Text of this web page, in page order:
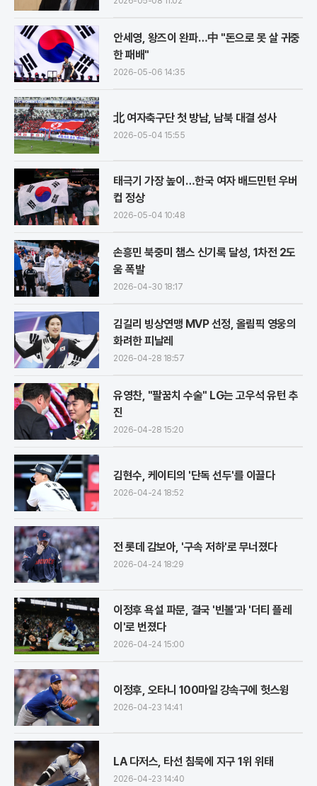
안세영, 왕즈이 완파…中 "돈으로 못 살 귀중
한 패배"
2026-05-06 14:35
北 여자축구단 첫 방남, 남북 대결 성사
2026-05-04 15:55
태극기 가장 높이…한국 여자 배드민턴 우버
컵 정상
2026-05-04 10:48
손흥민 북중미 챔스 신기록 달성, 1차전 2도
움 폭발
2026-04-30 18:17
김길리 빙상연맹 MVP 선정, 올림픽 영웅의
화려한 피날레
2026-04-28 18:57
유영찬, "팔꿈치 수술" LG는 고우석 유턴 추
진
2026-04-28 15:20
김현수, 케이티의 '단독 선두'를 이끌다
2026-04-24 18:52
전 롯데 감보아, '구속 저하'로 무너졌다
2026-04-24 18:29
이정후 욕설 파문, 결국 '빈볼'과 '더티 플레
이'로 번졌다
2026-04-24 15:00
이정후, 오타니 100마일 강속구에 헛스윙
2026-04-23 14:41
LA 다저스, 타선 침묵에 지구 1위 위태
2026-04-23 14:40